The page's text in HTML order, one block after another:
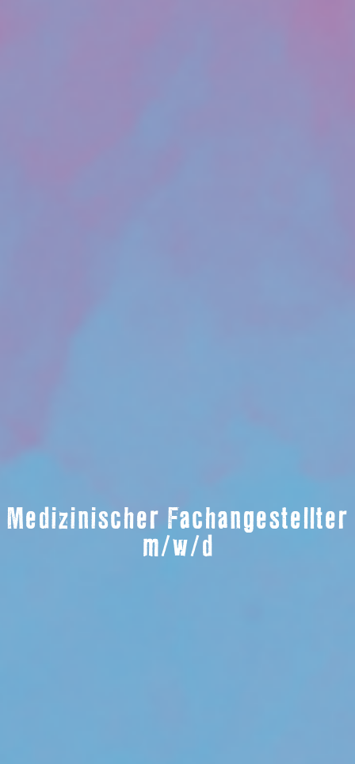
Medizinischer Fachangestellter
m/w/d